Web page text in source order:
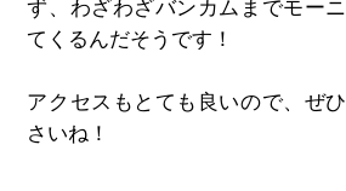
ず、わざわざバンカムまでモー
てくるんだそうです！
アクセスもとても良いので、ぜ
さいね！